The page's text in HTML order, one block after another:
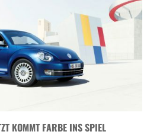
KOMMT FARBE INS SPIEL